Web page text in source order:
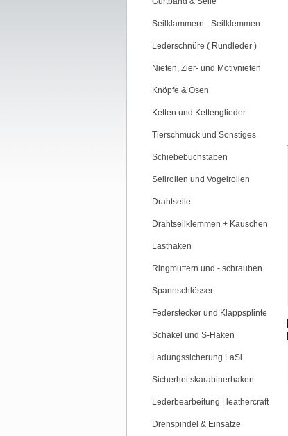
Seilklammern - Seilklemmen
Lederschnüre ( Rundleder )
Nieten, Zier- und Motivnieten
Knöpfe & Ösen
Ketten und Kettenglieder
Tierschmuck und Sonstiges
Schiebebuchstaben
Seilrollen und Vogelrollen
Drahtseile
Drahtseilklemmen + Kauschen
Lasthaken
Ringmuttern und - schrauben
Spannschlösser
Federstecker und Klappsplinte
Schäkel und S-Haken
Ladungssicherung LaSi
Sicherheitskarabinerhaken
Lederbearbeitung | leathercraft
Drehspindel & Einsätze